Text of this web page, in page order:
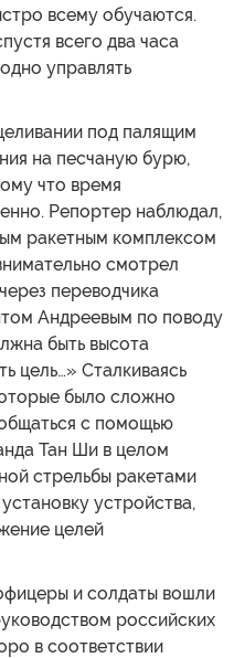
всему обучаются.
всего два часа
управлять
под палящим
на песчаную бурю,
что время
Репортер наблюдал,
ракетным комплексом
смотрел
переводчика
Андреевым по поводу
быть высота
цель…» Сталкиваясь
было сложно
с помощью
Тан Ши в целом
стрельбы ракетами
устройства,
целей
и солдаты вошли
российских
в соответствии